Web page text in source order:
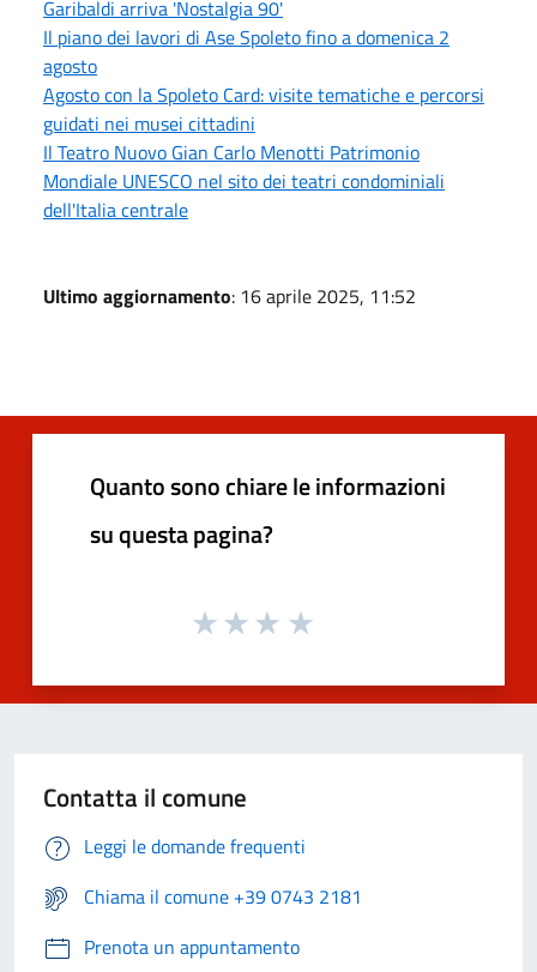
Garibaldi arriva 'Nostalgia 90'
Il piano dei lavori di Ase Spoleto fino a domenica 2
agosto
Agosto con la Spoleto Card: visite tematiche e percorsi
guidati nei musei cittadini
Il Teatro Nuovo Gian Carlo Menotti Patrimonio
Mondiale UNESCO nel sito dei teatri condominiali
dell'Italia centrale
Ultimo aggiornamento: 16 aprile 2025, 11:52
Quanto sono chiare le informazioni
su questa pagina?
Contatta il comune
Leggi le domande frequenti
Chiama il comune +39 0743 2181
Prenota un appuntamento